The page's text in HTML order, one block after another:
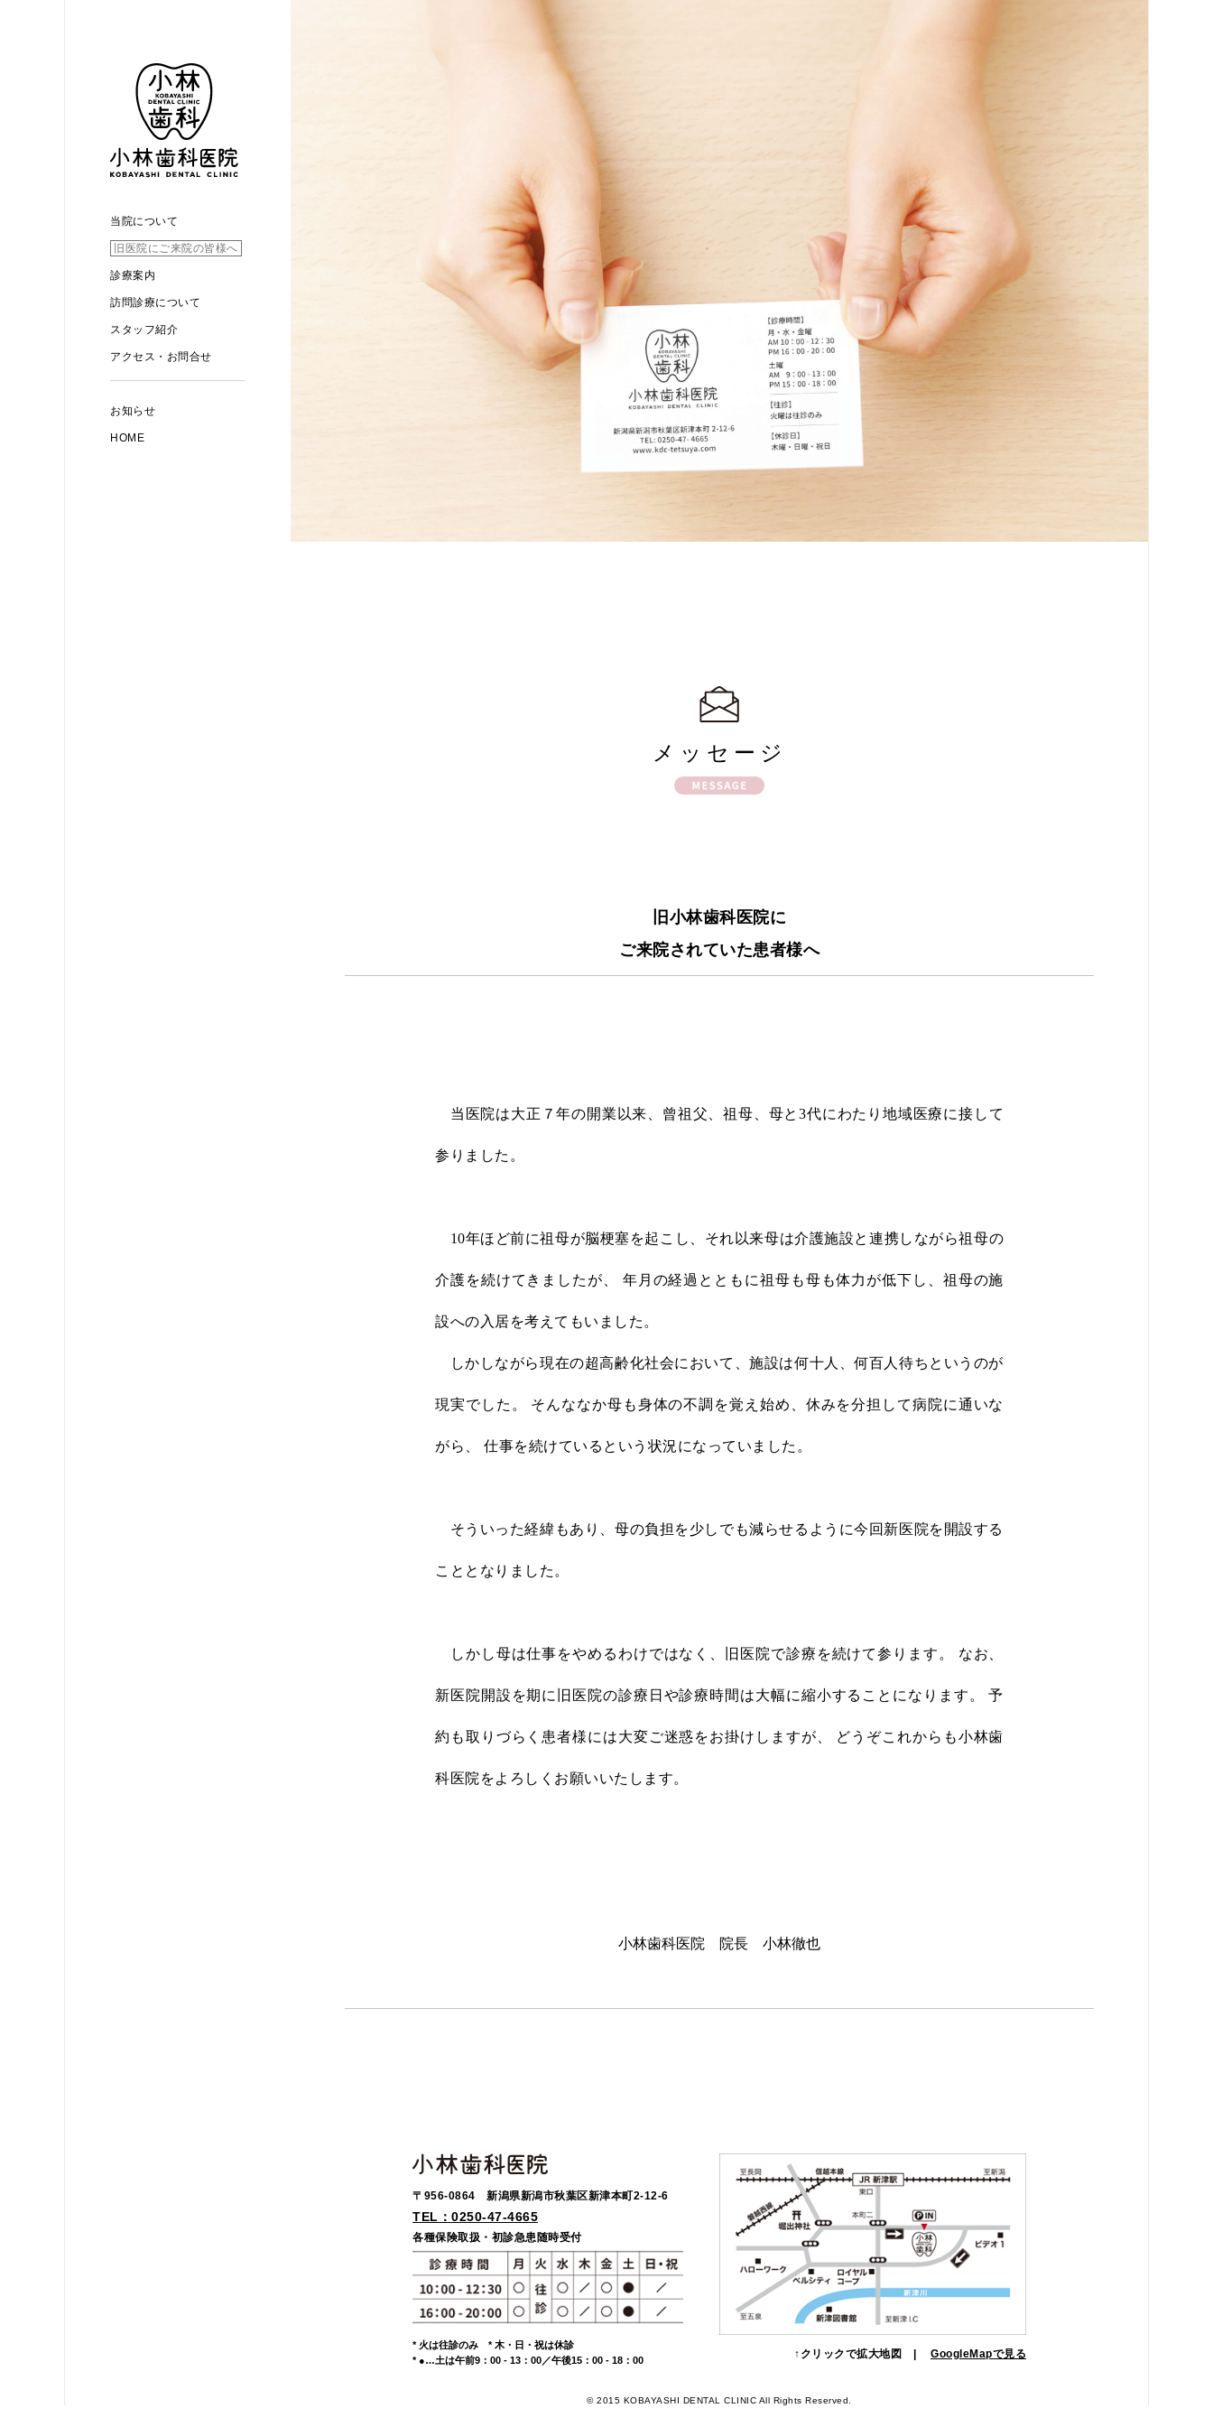
当院について
旧医院にご来院の皆様へ
診療案内
訪問診療について
スタッフ紹介
アクセス・お問合せ
お知らせ
HOME
メッセージ
旧小林歯科医院に
ご来院されていた患者様へ
当医院は大正７年の開業以来、曾祖父、祖母、母と3代にわたり地域医療に接して
参りました。
10年ほど前に祖母が脳梗塞を起こし、それ以来母は介護施設と連携しながら祖母の
介護を続けてきましたが、 年月の経過とともに祖母も母も体力が低下し、祖母の施
設への入居を考えてもいました。
しかしながら現在の超高齢化社会において、施設は何十人、何百人待ちというのが
現実でした。 そんななか母も身体の不調を覚え始め、休みを分担して病院に通いな
がら、 仕事を続けているという状況になっていました。
そういった経緯もあり、母の負担を少しでも減らせるように今回新医院を開設する
こととなりました。
しかし母は仕事をやめるわけではなく、旧医院で診療を続けて参ります。 なお、
新医院開設を期に旧医院の診療日や診療時間は大幅に縮小することになります。 予
約も取りづらく患者様には大変ご迷惑をお掛けしますが、 どうぞこれからも小林歯
科医院をよろしくお願いいたします。
小林歯科医院 院長 小林徹也
〒956-0864 新潟県新潟市秋葉区新津本町2-12-6
TEL：0250-47-4665
各種保険取扱・初診急患随時受付
* 火は往診のみ * 木・日・祝は休診
* ●…土は午前9：00 - 13：00／午後15：00 - 18：00
↑クリックで拡大地図 | GoogleMapで見る
© 2015 KOBAYASHI DENTAL CLINIC All Rights Reserved.